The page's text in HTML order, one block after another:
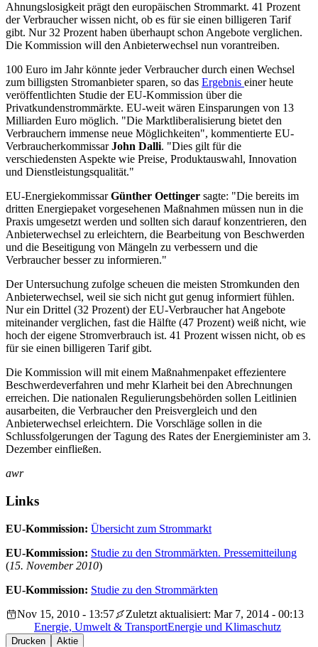
Ahnungslosigkeit prägt den europäischen Strommarkt. 41 Prozent
der Verbraucher wissen nicht, ob es für sie einen billigeren Tarif
gibt. Nur 32 Prozent haben überhaupt schon Angebote verglichen.
Die Kommission will den Anbieterwechsel nun vorantreiben.
100 Euro im Jahr könnte jeder Verbraucher durch einen Wechsel
zum billigsten Stromanbieter sparen, so das Ergebnis einer heute
veröffentlichten Studie der EU-Kommission über die
Privatkundenstrommärkte. EU-weit wären Einsparungen von 13
Milliarden Euro möglich. "Die Marktliberalisierung bietet den
Verbrauchern immense neue Möglichkeiten", kommentierte EU-
VerbraucherkommissarJohn Dalli. "Dies gilt für die
verschiedensten Aspekte wie Preise, Produktauswahl, Innovation
und Dienstleistungsqualität."
EU-EnergiekommissarGünther Oettinger sagte: "Die bereits im
dritten Energiepaket vorgesehenen Maßnahmen müssen nun in die
Praxis umgesetzt werden und sollten sich darauf konzentrieren, den
Anbieterwechsel zu erleichtern, die Bearbeitung von Beschwerden
und die Beseitigung von Mängeln zu verbessern und die
Verbraucher besser zu informieren."
Der Untersuchung zufolge scheuen die meisten Stromkunden den
Anbieterwechsel, weil sie sich nicht gut genug informiert fühlen.
Nur ein Drittel (32 Prozent) der EU-Verbraucher hat Angebote
miteinander verglichen, fast die Hälfte (47 Prozent) weiß nicht, wie
hoch der eigene Stromverbrauch ist. 41 Prozent wissen nicht, ob es
für sie einen billigeren Tarif gibt.
Die Kommission will mit einem Maßnahmenpaket effezientere
Beschwerdeverfahren und mehr Klarheit bei den Abrechnungen
erreichen. Die nationalen Regulierungsbehörden sollen Leitlinien
ausarbeiten, die Verbraucher den Preisvergleich und den
Anbieterwechsel erleichtern. Die Vorschläge sollen in die
Schlussfolgerungen der Tagung des Rates der Energieminister am 3.
Dezember einfließen.
awr
Links
EU-Kommission: Übersicht zum Strommarkt
EU-Kommission: Studie zu den Strommärkten. Pressemitteilung
(15. November 2010)
EU-Kommission: Studie zu den Strommärkten
Nov 15, 2010 - 13:57
Zuletzt aktualisiert: Mar 7, 2014 - 00:13
Energie, Umwelt & TransportEnergie und Klimaschutz
Drucken Aktie